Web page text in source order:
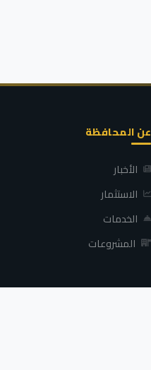
عن المحافظة
الأخبار
الاستثمار
الخدمات
المشروعات